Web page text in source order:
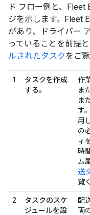
ド フロー例と、Fleet
ジを示します。Fleet
があり、ドライバー
っていることを前提と
ルされたタスクをご
1
タスクを作成
する。
作
ま
ま
す
用
の
ィ
時
ム
送
覧
2
タスクのスケ
ジュールを設
配
両